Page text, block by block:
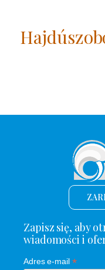
Zapisz się, aby
wiadomości i
Adres e-mail *